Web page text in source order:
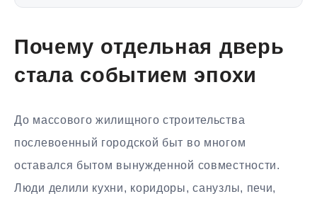
Почему отдельная дверь
стала событием эпохи
До массового жилищного строительства
послевоенный городской быт во многом
оставался бытом вынужденной совместности.
Люди делили кухни, коридоры, санузлы, печи,